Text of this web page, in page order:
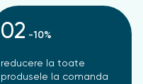
02 -10%
reducere la toate
produsele la comanda